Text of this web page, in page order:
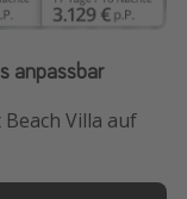
anpassbar
Villa auf